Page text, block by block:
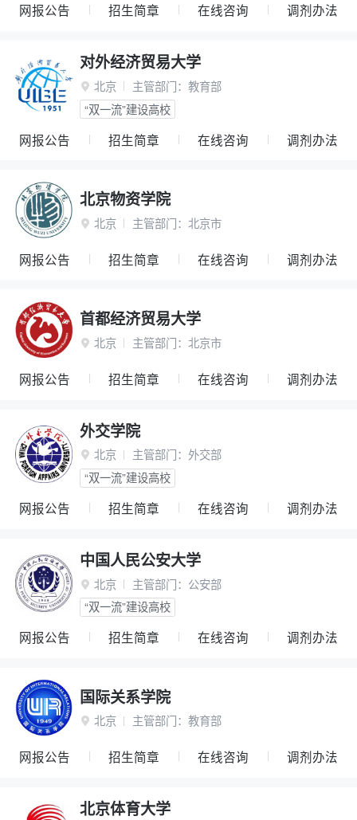
网报公告 招生简章 在线咨询 调剂办法
对外经济贸易大学
 北京 主管部门： 教育部
“双一流”建设高校
网报公告 招生简章 在线咨询 调剂办法
北京物资学院
 北京 主管部门： 北京市
网报公告 招生简章 在线咨询 调剂办法
首都经济贸易大学
 北京 主管部门： 北京市
网报公告 招生简章 在线咨询 调剂办法
外交学院
 北京 主管部门： 外交部
“双一流”建设高校
网报公告 招生简章 在线咨询 调剂办法
中国人民公安大学
 北京 主管部门： 公安部
“双一流”建设高校
网报公告 招生简章 在线咨询 调剂办法
国际关系学院
 北京 主管部门： 教育部
网报公告 招生简章 在线咨询 调剂办法
北京体育大学